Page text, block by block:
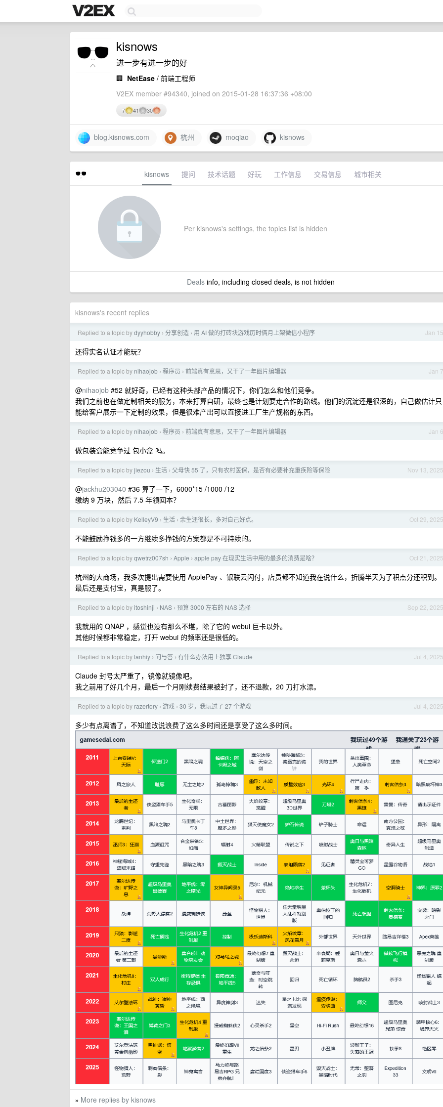
kisnows
进一步有进一步的好
🏢 NetEase / 前端工程师
V2EX member #94340, joined on 2015-01-28 16:37:36 +08:00
7 41 30
blog.kisnows.com 杭州 moqiao kisnows
kisnows 提问 技术话题 好玩 工作信息 交易信息 城市相关
Per kisnows's settings, the topics list is hidden
Dealsinfo, including closed deals, is not hidden
kisnows's recent replies
Jan 15
Replied to a topic bydyyhobby › 分享创造 › 用 AI 做的打砖块游戏历时俩月上架微信小程序
还得实名认证才能玩？
Jan 7
Replied to a topic by nihaojob › 程序员 › 前端真有意思，又干了一年图片编辑器
@nihaojob #52 就好奇，已经有这种头部产品的情况下，你们怎么和他们竞争。
我们之前也在做定制相关的服务，本来打算自研，最终也是计划要走合作的路线。他们的沉淀还是很深的，自己做估计只
能给客户展示一下定制的效果，但是很难产出可以直接进工厂生产规格的东西。
Jan 6
Replied to a topic by nihaojob › 程序员 › 前端真有意思，又干了一年图片编辑器
做包装盒能竞争过 包小盒 吗。
Nov 13, 2025
Replied to a topic byjiezou › 生活 › 父母快 55 了，只有农村医保，是否有必要补充重疾险等保险
@jackhu203040 #36 算了一下，6000*15 /1000 /12
缴纳 9 万块，然后 7.5 年领回本？
Oct 29, 2025
Replied to a topic by KelleyV9 › 生活 › 余生还很长，多对自己好点。
不能鼓励挣钱多的一方继续多挣钱的方案都是不可持续的。
Oct 21, 2025
Replied to a topic byqwetrz007sh › Apple › apple pay 在现实生活中用的最多的消费是啥？
杭州的大商场，我多次提出需要使用 ApplePay 、银联云闪付，店员都不知道我在说什么，折腾半天为了积点分还积到。
最后还是支付宝，真是服了。
Sep 22, 2025
Replied to a topic byitoshinji › NAS › 预算 3000 左右的 NAS 选择
我就用的 QNAP ，感觉也没有那么不堪，除了它的 webui 巨卡以外。
其他时候都非常稳定，打开 webui 的频率还是很低的。
Jul 4, 2025
Replied to a topic by lanhiy › 问与答 › 有什么办法用上独享 Claude
Claude 封号太严重了，镜像就镜像吧。
我之前用了好几个月，最后一个月刚续费结果被封了，还不退款，20 刀打水漂。
Jul 4, 2025
Replied to a topic by razertory › 游戏 › 30 岁，我玩过了 27 个游戏
多少有点离谱了，不知道改说浪费了这么多时间还是享受了这么多时间。
» More replies by kisnows